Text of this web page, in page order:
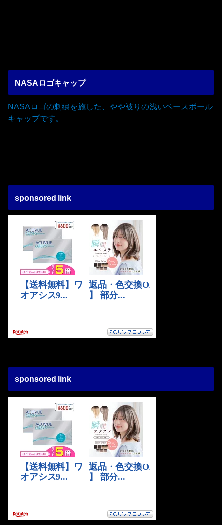
NASAロゴキャップ
NASAロゴの刺繍を施した、やや被りの浅いベースボール
キャップです。
sponsored link
sponsored link